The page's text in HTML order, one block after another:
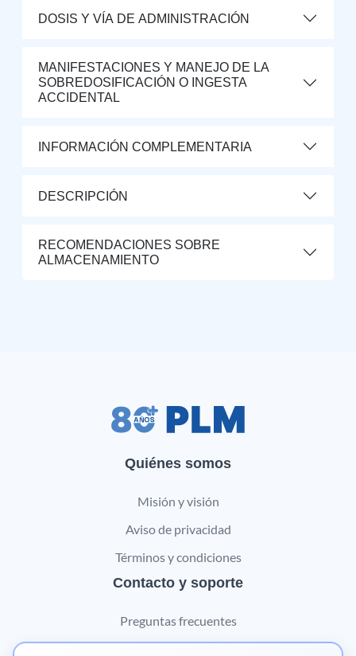
DOSIS Y VÍA DE ADMINISTRACIÓN
MANIFESTACIONES Y MANEJO DE LA
SOBREDOSIFICACIÓN O INGESTA
ACCIDENTAL
INFORMACIÓN COMPLEMENTARIA
DESCRIPCIÓN
RECOMENDACIONES SOBRE
ALMACENAMIENTO
Quiénes somos
Misión y visión
Aviso de privacidad
Términos y condiciones
Contacto y soporte
Preguntas frecuentes